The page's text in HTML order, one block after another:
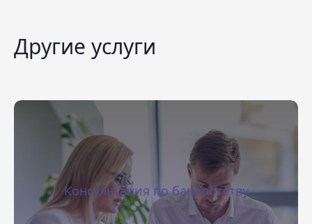
Другие услуги
Консультация по банкротству